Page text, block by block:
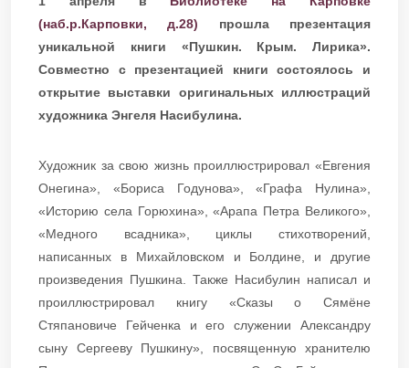
(наб.р.Карповки, д.28) прошла презентация
уникальной книги «Пушкин. Крым. Лирика».
Совместно с презентацией книги состоялось и
открытие выставки оригинальных иллюстраций
художника Энгеля Насибулина.
Художник за свою жизнь проиллюстрировал «Евгения
Онегина», «Бориса Годунова», «Графа Нулина»,
«Историю села Горюхина», «Арапа Петра Великого»,
«Медного всадника», циклы стихотворений,
написанных в Михайловском и Болдине, и другие
произведения Пушкина. Также Насибулин написал и
проиллюстрировал книгу «Сказы о Сямёне
Стяпановиче Гейченка и его служении Александру
сыну Сергееву Пушкину», посвященную хранителю